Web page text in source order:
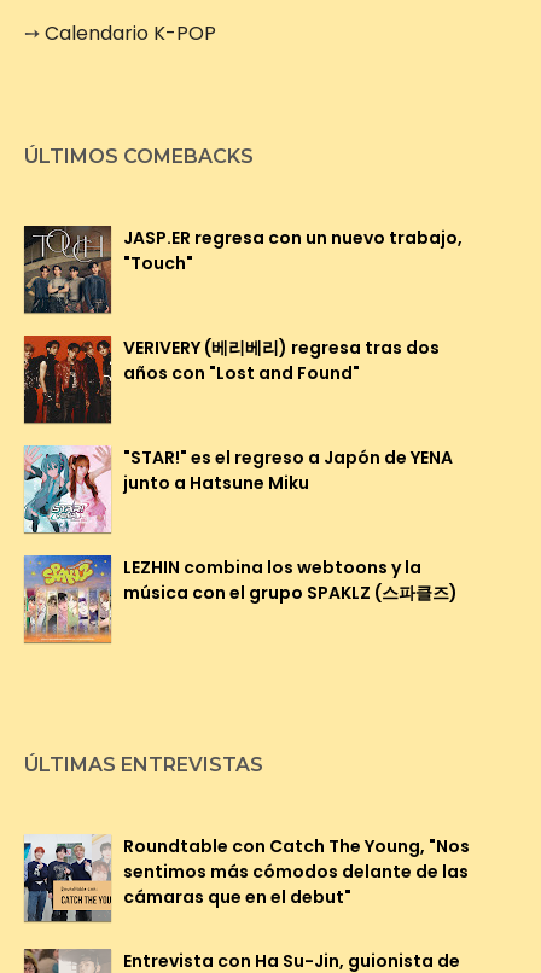
➙Calendario K-POP
ÚLTIMOS COMEBACKS
JASP.ER regresa con un nuevo trabajo,
"Touch"
VERIVERY (베리베리) regresa tras dos
años con "Lost and Found"
"STAR!" es el regreso a Japón de YENA
junto a Hatsune Miku
LEZHIN combina los webtoons y la
música con el grupo SPAKLZ (스파클즈)
ÚLTIMAS ENTREVISTAS
Roundtable con Catch The Young, "Nos
sentimos más cómodos delante de las
cámaras que en el debut"
Entrevista con Ha Su-Jin, guionista de